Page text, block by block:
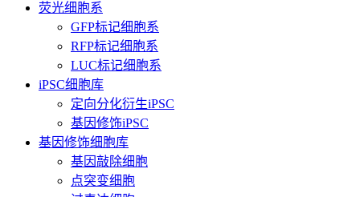
荧光细胞系
GFP标记细胞系
RFP标记细胞系
LUC标记细胞系
iPSC细胞库
定向分化衍生iPSC
基因修饰iPSC
基因修饰细胞库
基因敲除细胞
点突变细胞